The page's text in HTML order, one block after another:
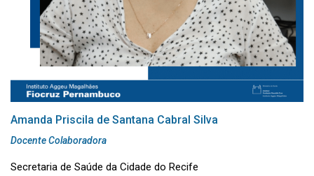
Amanda Priscila de Santana Cabral Silva
Docente Colaboradora
Secretaria de Saúde da Cidade do Recife